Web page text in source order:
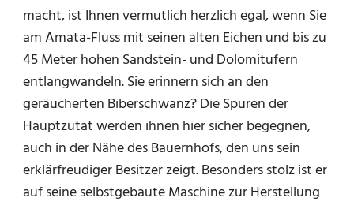
macht, ist Ihnen vermutlich herzlich egal, wenn Sie
am Amata-Fluss mit seinen alten Eichen und bis zu
45 Meter hohen Sandstein- und Dolomitufern
entlangwandeln. Sie erinnern sich an den
geräucherten Biberschwanz? Die Spuren der
Hauptzutat werden ihnen hier sicher begegnen,
auch in der Nähe des Bauernhofs, den uns sein
erklärfreudiger Besitzer zeigt. Besonders stolz ist er
auf seine selbstgebaute Maschine zur Herstellung